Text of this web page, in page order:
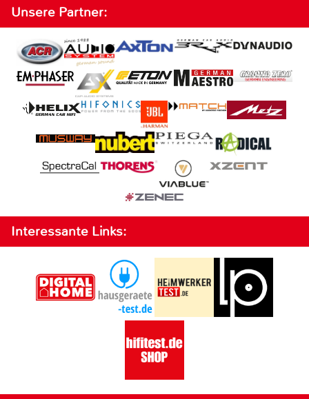
Unsere Partner:
Interessante Links: